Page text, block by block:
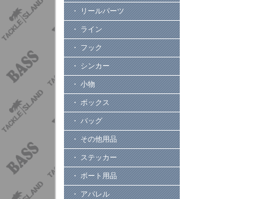
・ リールパーツ
・ ライン
・ フック
・ シンカー
・ 小物
・ ボックス
・ バッグ
・ その他用品
・ ステッカー
・ ボート用品
・ アパレル